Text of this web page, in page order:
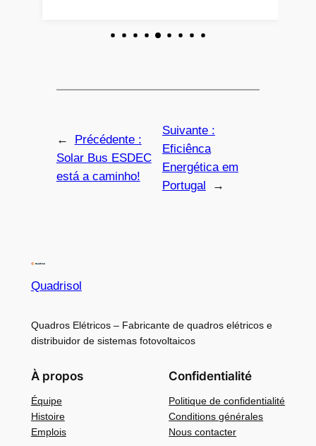
←
Précédente :
Solar Bus ESDEC
está a caminho!
Suivante :
Eficiênca
Energética em
Portugal
→
Quadrisol
Quadros Elétricos – Fabricante de quadros elétricos e
distribuidor de sistemas fotovoltaicos
À propos
Équipe
Histoire
Emplois
Confidentialité
Politique de confidentialité
Conditions générales
Nous contacter